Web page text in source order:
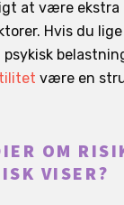
at være ekstra
Hvis du
psykisk
være en
OM
VISER?